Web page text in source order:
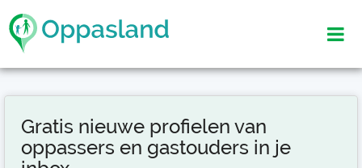
Gratis nieuwe profielen van
oppassers en gastouders in je